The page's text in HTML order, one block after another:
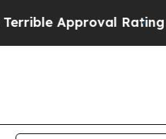
RatingBlack